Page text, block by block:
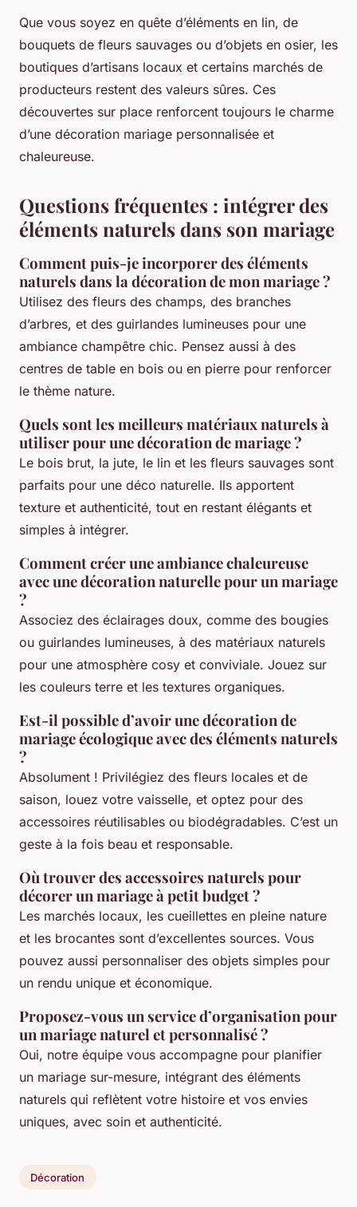
Que vous soyez en quête d’éléments en lin, de
bouquets de fleurs sauvages ou d’objets en osier, les
boutiques d’artisans locaux et certains marchés de
producteurs restent des valeurs sûres. Ces
découvertes sur place renforcent toujours le charme
d’une décoration mariage personnalisée et
chaleureuse.
Questions fréquentes : intégrer des
éléments naturels dans son mariage
Comment puis-je incorporer des éléments
naturels dans la décoration de mon mariage ?
Utilisez des fleurs des champs, des branches
d’arbres, et des guirlandes lumineuses pour une
ambiance champêtre chic. Pensez aussi à des
centres de table en bois ou en pierre pour renforcer
le thème nature.
Quels sont les meilleurs matériaux naturels à
utiliser pour une décoration de mariage ?
Le bois brut, la jute, le lin et les fleurs sauvages sont
parfaits pour une déco naturelle. Ils apportent
texture et authenticité, tout en restant élégants et
simples à intégrer.
Comment créer une ambiance chaleureuse
avec une décoration naturelle pour un mariage
?
Associez des éclairages doux, comme des bougies
ou guirlandes lumineuses, à des matériaux naturels
pour une atmosphère cosy et conviviale. Jouez sur
les couleurs terre et les textures organiques.
Est-il possible d’avoir une décoration de
mariage écologique avec des éléments naturels
?
Absolument ! Privilégiez des fleurs locales et de
saison, louez votre vaisselle, et optez pour des
accessoires réutilisables ou biodégradables. C’est un
geste à la fois beau et responsable.
Où trouver des accessoires naturels pour
décorer un mariage à petit budget ?
Les marchés locaux, les cueillettes en pleine nature
et les brocantes sont d’excellentes sources. Vous
pouvez aussi personnaliser des objets simples pour
un rendu unique et économique.
Proposez-vous un service d’organisation pour
un mariage naturel et personnalisé ?
Oui, notre équipe vous accompagne pour planifier
un mariage sur-mesure, intégrant des éléments
naturels qui reflètent votre histoire et vos envies
uniques, avec soin et authenticité.
Décoration